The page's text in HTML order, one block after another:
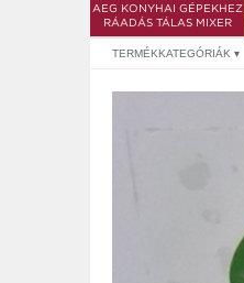
AEG KONYHAI GÉPEKHEZ
RÁADÁS TÁLAS MIXER
TERMÉKKATEGÓRIÁK ▾